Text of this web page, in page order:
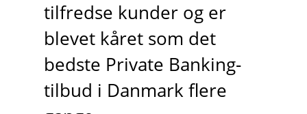
tilfredse kunder og er
blevet kåret som det
bedste Private Banking-
tilbud i Danmark flere